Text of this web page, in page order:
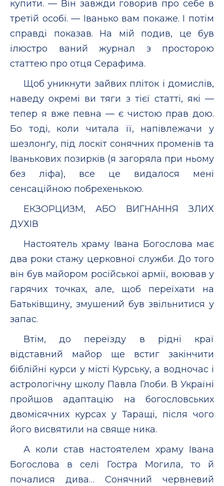
купити. — Він завжди говорив про себе в
третій особі. — Іванько вам покаже. І потім
справді показав. На мій подив, це був
ілюстро ваний журнал з просторою
статтею про отця Серафима.
Щоб уникнути зайвих пліток і домислів,
наведу окремі ви тяги з тієї статті, які —
тепер я вже певна — є чистою прав дою.
Бо тоді, коли читала її, напівлежачи у
шезлонґу, під лоскіт сонячних променів та
Іванькових позирків (я загоряла при ньому
без ліфа), все це видалося мені
сенсаційною побрехенькою.
ЕКЗОРЦИЗМ, АБО ВИГНАННЯ ЗЛИХ
ДУХІВ
Настоятель храму Івана Богослова має
два роки стажу церковної служби. До того
він був майором російської армії, воював у
гарячих точках, але, щоб переїхати на
Батьківщину, змушений був звільнитися у
запас.
Втім, до переїзду в рідні краї
відставний майор ще встиг закінчити
біблійні курси у місті Курську, а водночас і
астрологічну школу Павла Глоби. В Україні
пройшов адаптацію на богословських
двомісячних курсах у Таращі, після чого
його висвятили на свяще ника.
А коли став настоятелем храму Івана
Богослова в селі Гостра Могила, то й
почалися дива… Сонячний червневий